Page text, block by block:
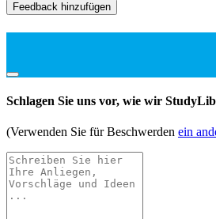
Feedback hinzufügen
Schlagen Sie uns vor, wie wir
(Verwenden Sie für Beschwerden ein